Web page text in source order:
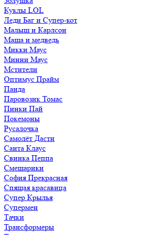
Куклы LOL
Леди Баг и Супер-кот
Малыш и Карлсон
Маша и медведь
Микки Маус
Минни Маус
Мстители
Оптимус Прайм
Панда
Паровозик Томас
Пинки Пай
Покемоны
Русалочка
Самолёт Дасти
Санта Клаус
Свинка Пеппа
Смешарики
София Прекрасная
Спящая красавица
Супер Крылья
Супермен
Тачки
Трансформеры